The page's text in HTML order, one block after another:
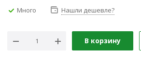
Много Нашли дешевле?
В корзину